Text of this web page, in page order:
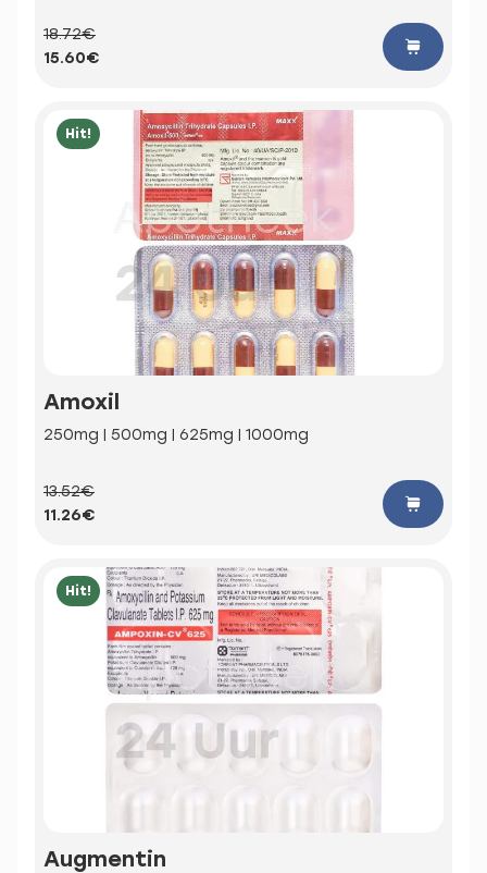
18.72€
15.60€
Hit!
Amoxil
250mg | 500mg | 625mg | 1000mg
13.52€
11.26€
Hit!
Augmentin